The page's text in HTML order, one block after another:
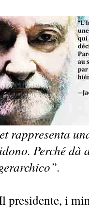
rappresenta
Perché dà
presidente, i